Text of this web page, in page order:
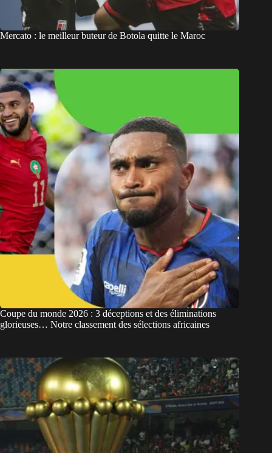
Mercato : le meilleur buteur de Botola quitte le Maroc
Coupe du monde 2026 : 3 déceptions et des éliminations
glorieuses… Notre classement des sélections africaines